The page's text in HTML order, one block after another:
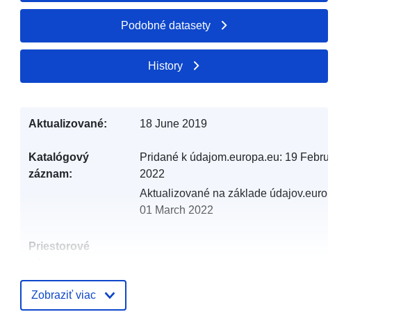
Podobné datasety
History
Aktualizované: 18 June 2019
Katalógový
záznam:
Pridané k údajom.europa.eu: 19 February
2022
Aktualizované na základe údajov.europa.eu:
01 March 2022
Priestorové
Identifikátory:
Zobraziť viac